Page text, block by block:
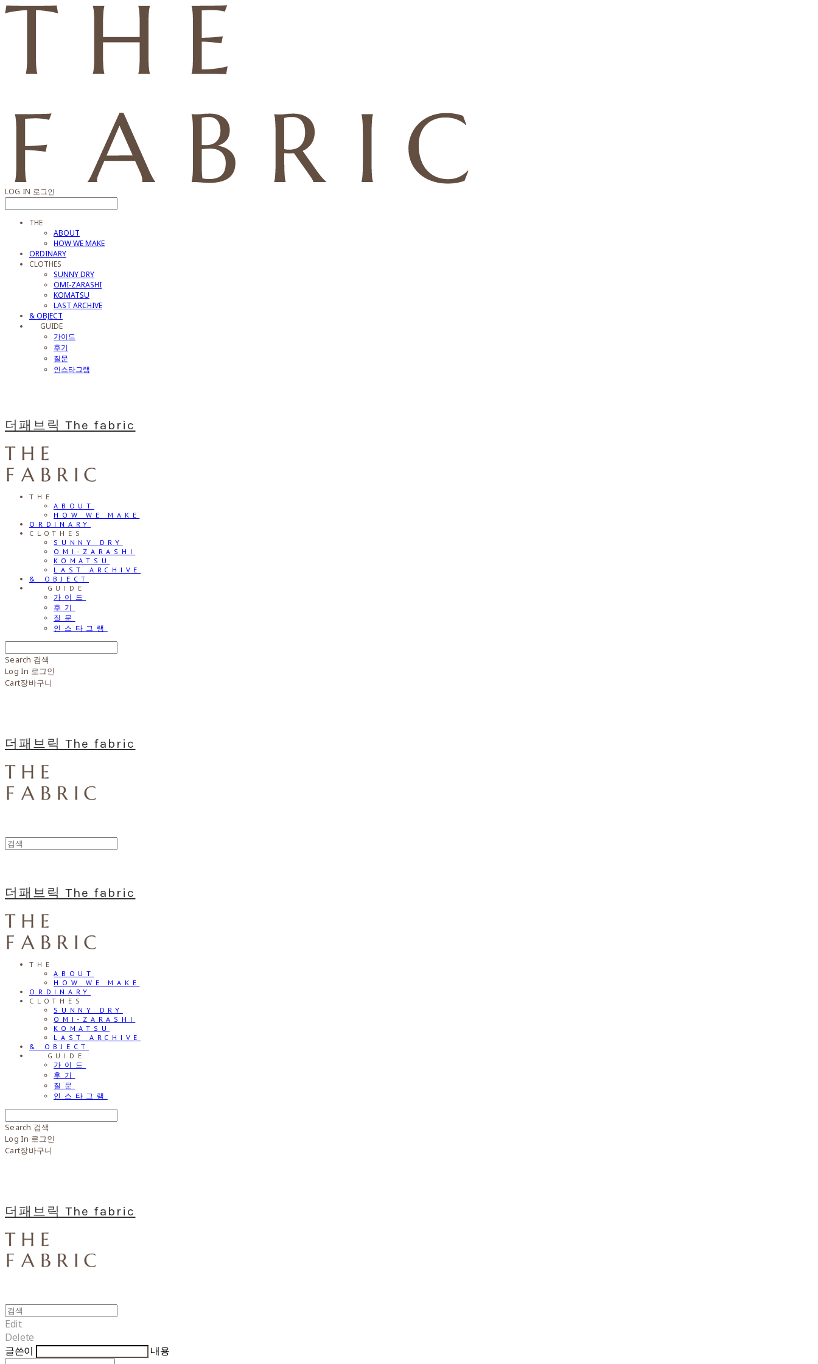
LOG IN 로그인
THE
ABOUT
HOW WE MAKE
ORDINARY
CLOTHES
SUNNY DRY
OMI-ZARASHI
KOMATSU
LAST ARCHIVE
& OBJECT
⠀⠀GUIDE
가이드
후기
질문
인스타그램
더패브릭 The fabric
THE
ABOUT
HOW WE MAKE
ORDINARY
CLOTHES
SUNNY DRY
OMI-ZARASHI
KOMATSU
LAST ARCHIVE
& OBJECT
⠀⠀GUIDE
가이드
후기
질문
인스타그램
Search 검색
Log In 로그인
Cart장바구니
더패브릭 The fabric
더패브릭 The fabric
THE
ABOUT
HOW WE MAKE
ORDINARY
CLOTHES
SUNNY DRY
OMI-ZARASHI
KOMATSU
LAST ARCHIVE
& OBJECT
⠀⠀GUIDE
가이드
후기
질문
인스타그램
Search 검색
Log In 로그인
Cart장바구니
더패브릭 The fabric
Edit
Delete
글쓴이
내용